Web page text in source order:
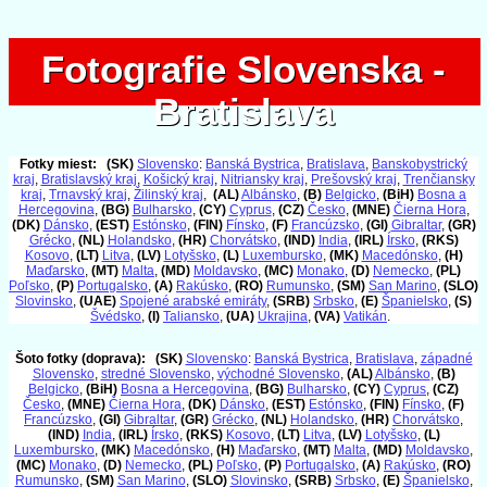
Fotografie Slovenska -
Bratislava
Fotografie Slovenska -
Bratislava
Fotky miest: (SK) Slovensko: Banská Bystrica, Bratislava, Banskobystrický
kraj, Bratislavský kraj, Košický kraj, Nitriansky kraj, Prešovský kraj, Trenčiansky
kraj, Trnavský kraj, Žilinský kraj, (AL)Albánsko, (B) Belgicko, (BiH) Bosna a
Hercegovina, (BG) Bulharsko, (CY) Cyprus, (CZ) Česko, (MNE) Čierna Hora,
(DK) Dánsko, (EST) Estónsko, (FIN) Fínsko, (F) Francúzsko, (GI) Gibraltar, (GR)
Grécko, (NL) Holandsko, (HR) Chorvátsko, (IND) India, (IRL) Írsko, (RKS)
Kosovo, (LT) Litva, (LV) Lotyšsko, (L) Luxembursko, (MK) Macedónsko, (H)
Maďarsko, (MT) Malta, (MD) Moldavsko, (MC) Monako, (D) Nemecko, (PL)
Poľsko, (P) Portugalsko, (A) Rakúsko, (RO) Rumunsko, (SM) San Marino, (SLO)
Slovinsko, (UAE) Spojené arabské emiráty, (SRB) Srbsko, (E) Španielsko, (S)
Švédsko, (I) Taliansko, (UA) Ukrajina, (VA) Vatikán.
Šoto fotky (doprava): (SK) Slovensko: Banská Bystrica, Bratislava, západné
Slovensko, stredné Slovensko, východné Slovensko, (AL)Albánsko, (B)
Belgicko, (BiH) Bosna a Hercegovina, (BG) Bulharsko, (CY) Cyprus, (CZ)
Česko, (MNE) Čierna Hora, (DK) Dánsko, (EST) Estónsko, (FIN) Fínsko, (F)
Francúzsko, (GI) Gibraltar, (GR) Grécko, (NL) Holandsko, (HR) Chorvátsko,
(IND) India, (IRL) Írsko, (RKS) Kosovo, (LT) Litva, (LV) Lotyšsko, (L)
Luxembursko, (MK) Macedónsko, (H) Maďarsko, (MT) Malta, (MD) Moldavsko,
(MC) Monako, (D) Nemecko, (PL) Poľsko, (P) Portugalsko, (A) Rakúsko, (RO)
Rumunsko, (SM) San Marino, (SLO) Slovinsko, (SRB) Srbsko, (E) Španielsko,